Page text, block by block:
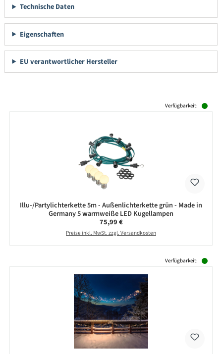
Technische Daten
Eigenschaften
EU verantwortlicher Hersteller
Verfügbarkeit:
Illu-/Partylichterkette 5m - Außenlichterkette grün - Made in
Germany 5 warmweiße LED Kugellampen
Regulärer Preis:
75,99 €
Preise inkl. MwSt. zzgl. Versandkosten
Verfügbarkeit: